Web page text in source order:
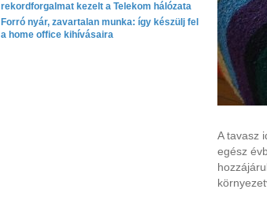
rekordforgalmat kezelt a Telekom hálózata
Forró nyár, zavartalan munka: így készülj fel
a home office kihívásaira
A tavasz
egész